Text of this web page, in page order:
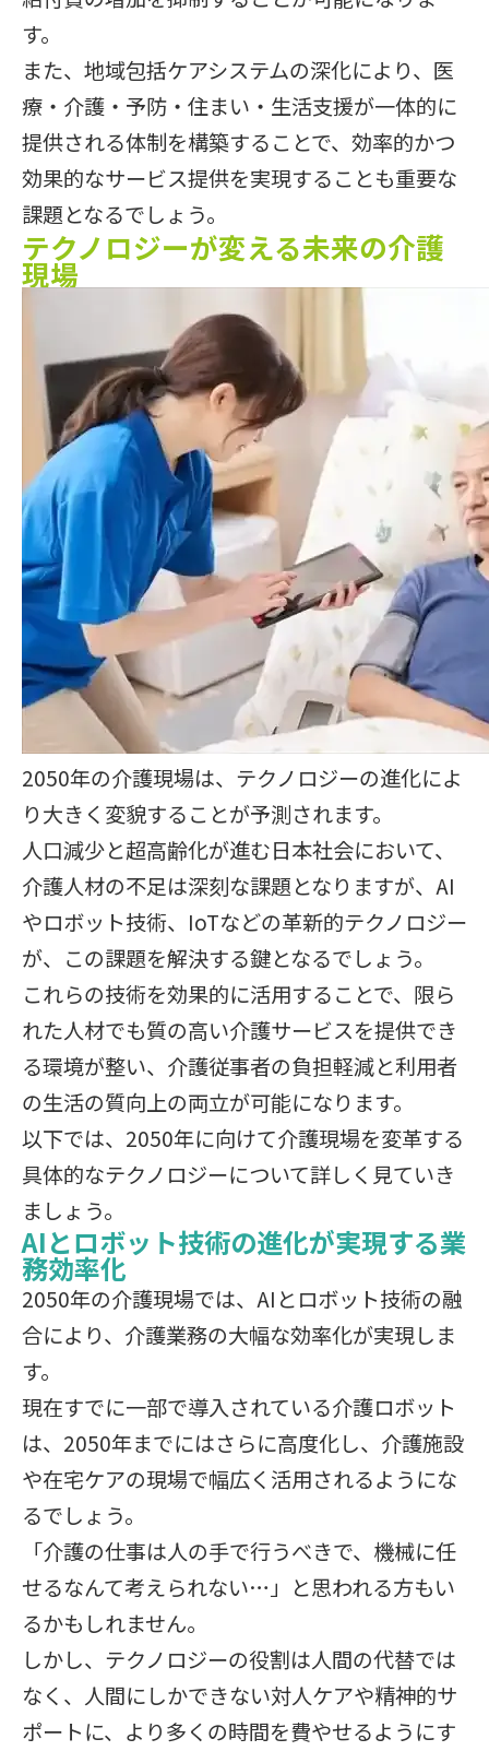
す。
また、地域包括ケアシステムの深化により、医
療・介護・予防・住まい・生活支援が一体的に
提供される体制を構築することで、効率的かつ
効果的なサービス提供を実現することも重要な
課題となるでしょう。
テクノロジーが変える未来の介護
現場
2050年の介護現場は、テクノロジーの進化によ
り大きく変貌することが予測されます。
人口減少と超高齢化が進む日本社会において、
介護人材の不足は深刻な課題となりますが、AI
やロボット技術、IoTなどの革新的テクノロジー
が、この課題を解決する鍵となるでしょう。
これらの技術を効果的に活用することで、限ら
れた人材でも質の高い介護サービスを提供でき
る環境が整い、介護従事者の負担軽減と利用者
の生活の質向上の両立が可能になります。
以下では、2050年に向けて介護現場を変革する
具体的なテクノロジーについて詳しく見ていき
ましょう。
AIとロボット技術の進化が実現する業
務効率化
2050年の介護現場では、AIとロボット技術の融
合により、介護業務の大幅な効率化が実現しま
す。
現在すでに一部で導入されている介護ロボット
は、2050年までにはさらに高度化し、介護施設
や在宅ケアの現場で幅広く活用されるようにな
るでしょう。
「介護の仕事は人の手で行うべきで、機械に任
せるなんて考えられない…」と思われる方もい
るかもしれません。
しかし、テクノロジーの役割は人間の代替では
なく、人間にしかできない対人ケアや精神的サ
ポートに、より多くの時間を費やせるようにす